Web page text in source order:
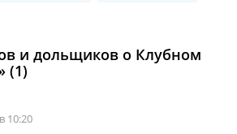
и дольщиков о Клубном
(1)
10:20